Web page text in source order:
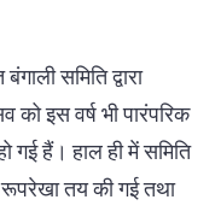
समिति द्वारा
को इस वर्ष भी पारंपरिक
गई हैं। हाल ही में समिति
तय की गई तथा